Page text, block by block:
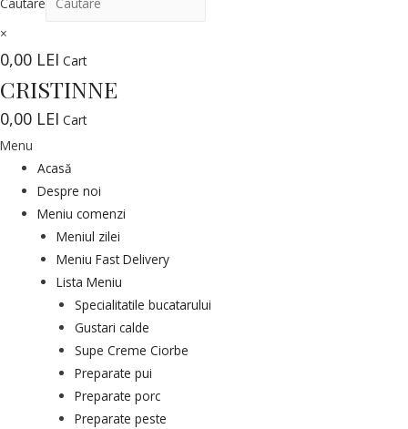
×
0,00 LEI Cart
CRISTINNE
0,00 LEI Cart
Menu
Acasă
Despre noi
Meniu comenzi
Meniul zilei
Meniu Fast Delivery
Lista Meniu
Specialitatile bucatarului
Gustari calde
Supe Creme Ciorbe
Preparate pui
Preparate porc
Preparate peste